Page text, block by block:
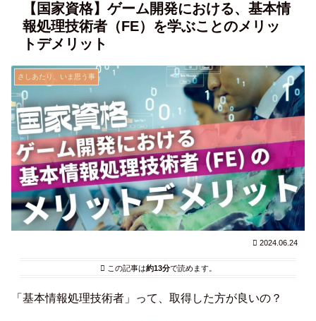
【国家資格】ゲーム開発における、基本情
報処理技術者（FE）を学ぶことのメリッ
トデメリット
さしあたり、いま思う事
2024.06.24
この記事は約13分で読めます。
「基本情報処理技術者」って、取得した方が良いの？